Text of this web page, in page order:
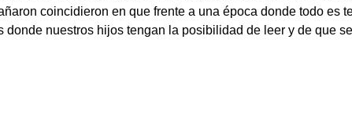
coincidieron en que frente a una época donde todo es
donde nuestros hijos tengan la posibilidad de leer y de que